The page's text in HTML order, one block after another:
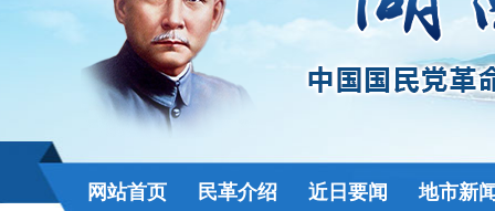
网站首页 民革介绍 近日要闻 地市新